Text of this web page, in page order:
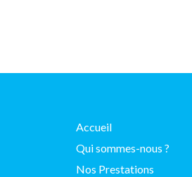
Accueil
Qui sommes-nous ?
Nos Prestations